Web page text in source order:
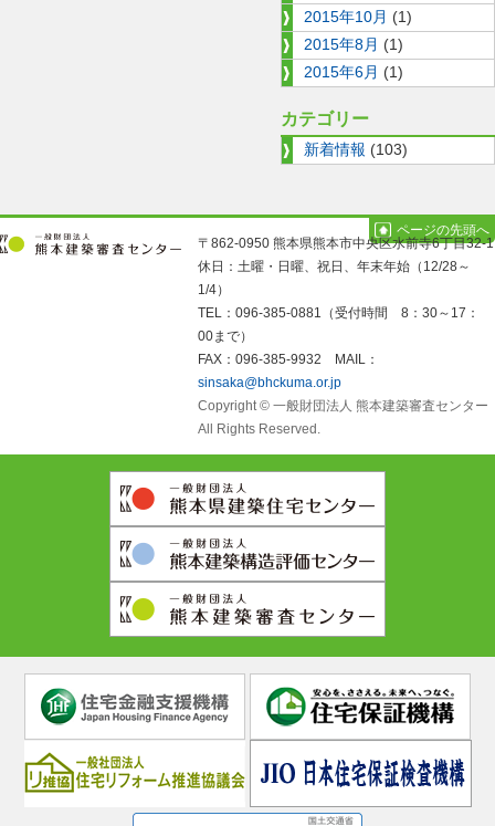
2015年10月 (1)
2015年8月 (1)
2015年6月 (1)
カテゴリー
新着情報 (103)
ページの先頭へ
〒862-0950 熊本県熊本市中央区水前寺6丁目32-1
休日：土曜・日曜、祝日、年末年始（12/28～
1/4）
TEL：096-385-0881（受付時間 8：30～17：
00まで）
FAX：096-385-9932 MAIL：
sinsaka@bhckuma.or.jp
Copyright © 一般財団法人 熊本建築審査センター
All Rights Reserved.